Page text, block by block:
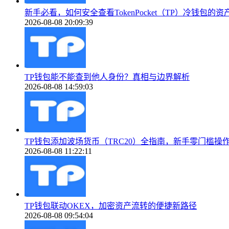
新手必看，如何安全查看TokenPocket（TP）冷钱包的资
2026-08-08 20:09:39
TP钱包能不能查到他人身份？真相与边界解析
2026-08-08 14:59:03
TP钱包添加波场货币（TRC20）全指南，新手零门槛操
2026-08-08 11:22:11
TP钱包联动OKEX，加密资产流转的便捷新路径
2026-08-08 09:54:04